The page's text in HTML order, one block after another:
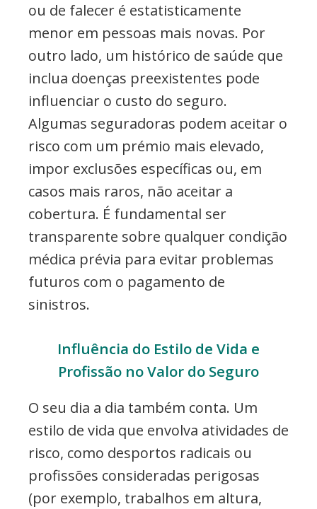
ou de falecer é estatisticamente
menor em pessoas mais novas. Por
outro lado, um histórico de saúde que
inclua doenças preexistentes pode
influenciar o custo do seguro.
Algumas seguradoras podem aceitar o
risco com um prémio mais elevado,
impor exclusões específicas ou, em
casos mais raros, não aceitar a
cobertura. É fundamental ser
transparente sobre qualquer condição
médica prévia para evitar problemas
futuros com o pagamento de
sinistros.
Influência do Estilo de Vida e
Profissão no Valor do Seguro
O seu dia a dia também conta. Um
estilo de vida que envolva atividades de
risco, como desportos radicais ou
profissões consideradas perigosas
(por exemplo, trabalhos em altura,